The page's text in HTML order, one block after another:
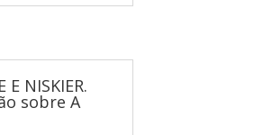
E NISKIER.
sobre A